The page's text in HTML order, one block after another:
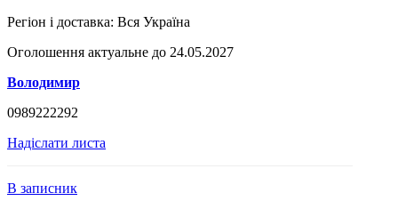
Регіон і доставка: Вся Україна
Оголошення актуальне до 24.05.2027
Володимир
0989222292
Надіслати листа
В записник